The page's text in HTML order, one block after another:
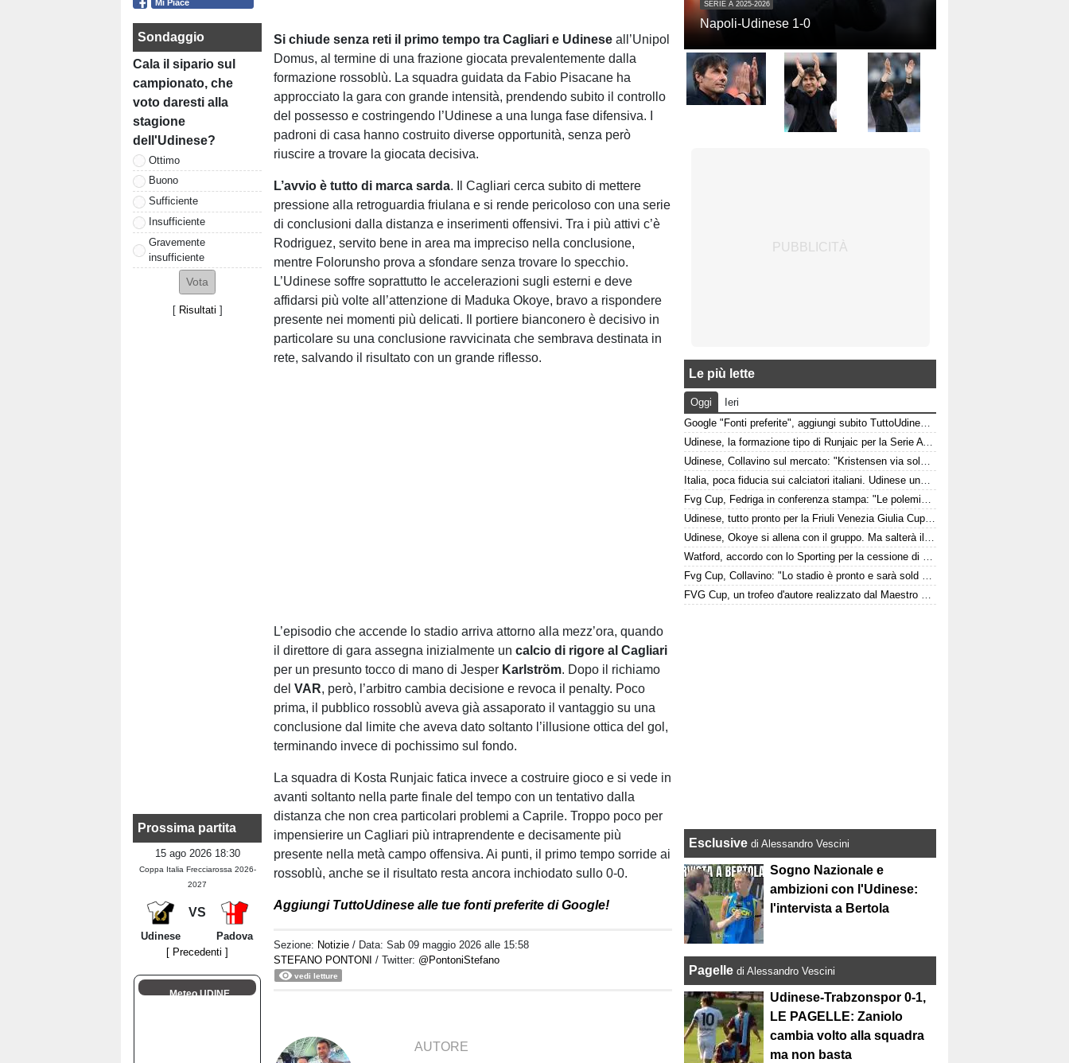
Mi Piace
Sondaggio
Cala il sipario sul
campionato, che
voto daresti alla
stagione
dell'Udinese?
Ottimo
Buono
Sufficiente
Insufficiente
Gravemente
insufficiente
[ Risultati ]
Prossima partita
15 ago 2026 18:30
Coppa Italia Frecciarossa 2026-
2027
VS
Udinese
Padova
[ Precedenti ]
Meteo UDINE
Si chiude senza reti il primo tempo tra Cagliari e Udinese all’Unipol
Domus, al termine di una frazione giocata prevalentemente dalla
formazione rossoblù. La squadra guidata da Fabio Pisacane ha
approcciato la gara con grande intensità, prendendo subito il controllo
del possesso e costringendo l’Udinese a una lunga fase difensiva. I
padroni di casa hanno costruito diverse opportunità, senza però
riuscire a trovare la giocata decisiva.
L’avvio è tutto di marca sarda. Il Cagliari cerca subito di mettere
pressione alla retroguardia friulana e si rende pericoloso con una serie
di conclusioni dalla distanza e inserimenti offensivi. Tra i più attivi c’è
Rodriguez, servito bene in area ma impreciso nella conclusione,
mentre Folorunsho prova a sfondare senza trovare lo specchio.
L’Udinese soffre soprattutto le accelerazioni sugli esterni e deve
affidarsi più volte all’attenzione di Maduka Okoye, bravo a rispondere
presente nei momenti più delicati. Il portiere bianconero è decisivo in
particolare su una conclusione ravvicinata che sembrava destinata in
rete, salvando il risultato con un grande riflesso.
L’episodio che accende lo stadio arriva attorno alla mezz’ora, quando
il direttore di gara assegna inizialmente uncalcio di rigore al Cagliari
per un presunto tocco di mano di Jesper Karlström. Dopo il richiamo
delVAR, però, l’arbitro cambia decisione e revoca il penalty. Poco
prima, il pubblico rossoblù aveva già assaporato il vantaggio su una
conclusione dal limite che aveva dato soltanto l’illusione ottica del gol,
terminando invece di pochissimo sul fondo.
La squadra di Kosta Runjaic fatica invece a costruire gioco e si vede in
avanti soltanto nella parte finale del tempo con un tentativo dalla
distanza che non crea particolari problemi a Caprile. Troppo poco per
impensierire un Cagliari più intraprendente e decisamente più
presente nella metà campo offensiva. Ai punti, il primo tempo sorride ai
rossoblù, anche se il risultato resta ancora inchiodato sullo 0-0.
Aggiungi TuttoUdinese alle tue fonti preferite di Google!
Sezione: Notizie / Data:Sab 09 maggio 2026 alle 15:58
STEFANO PONTONI
/ Twitter: @PontoniStefano
vedi letture
AUTORE
SERIE A 2025-2026
Napoli-Udinese 1-0
Le più lette
Oggi
Ieri
Google "Fonti preferite", aggiungi subito TuttoUdinese e personalizza le tue notizie
Udinese, la formazione tipo di Runjaic per la Serie A 2026/2027
Udinese, Collavino sul mercato: "Kristensen via solo davanti a un'offerta irrinunciabile. Portiere? Stiamo lavorando"
Italia, poca fiducia sui calciatori italiani. Udinese una delle poche eccezioni
Fvg Cup, Fedriga in conferenza stampa: "Le polemiche sono inutili"
Udinese, tutto pronto per la Friuli Venezia Giulia Cup: come arrivano Barcellona e Nottingham?
Udinese, Okoye si allena con il gruppo. Ma salterà il triangolare
Watford, accordo con lo Sporting per la cessione di Irankunda. Le cifre
Fvg Cup, Collavino: "Lo stadio è pronto e sarà sold out"
FVG Cup, un trofeo d'autore realizzato dal Maestro Giorgio Celiberti
Esclusive di Alessandro Vescini
Sogno Nazionale e
ambizioni con l'Udinese:
l'intervista a Bertola
Pagelle di Alessandro Vescini
Udinese-Trabzonspor 0-1,
LE PAGELLE: Zaniolo
cambia volto alla squadra
ma non basta